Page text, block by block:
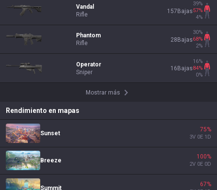
Vandal
Rifle
157Bajas
39%
57%
4%
Phantom
Rifle
28Bajas
30%
68%
2%
Operator
Sniper
16 Bajas
16%
84%
0%
Mostrar más
Rendimiento en mapas
Sunset
75%
3V 0E 1 D
Breeze
100%
2V 0E 0D
Summit
67%